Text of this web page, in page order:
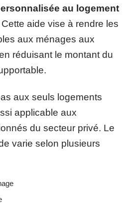
au logement
aide vise à rendre les
aux ménages aux
réduisant le montant du
aux seuls logements
applicable aux
du secteur privé. Le
varie selon plusieurs